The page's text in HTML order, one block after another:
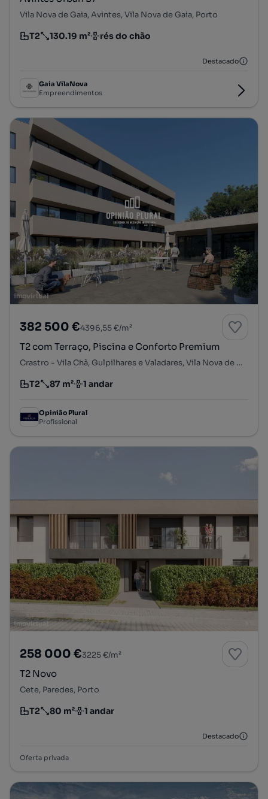
Vila Nova de Gaia, Avintes, Vila Nova de Gaia, Porto
Tipologia
T2
Preço por metro quadrado
130.19 m²
Andar rés do chão
Destacado
Gaia VilaNova
Empreendimentos
382 500 €4396,55 €/m²
T2 com Terraço, Piscina e Conforto Premium
Crastro - Vila Chã, Gulpilhares e Valadares, Vila Nova de Gaia, Porto
Tipologia
T2
Preço por metro quadrado
87 m²
Andar 1 andar
Opinião Plural
Profissional
258 000 €3225 €/m²
T2 Novo
Cete, Paredes, Porto
Tipologia
T2
Preço por metro quadrado
80 m²
Andar 1 andar
Destacado
Oferta privada